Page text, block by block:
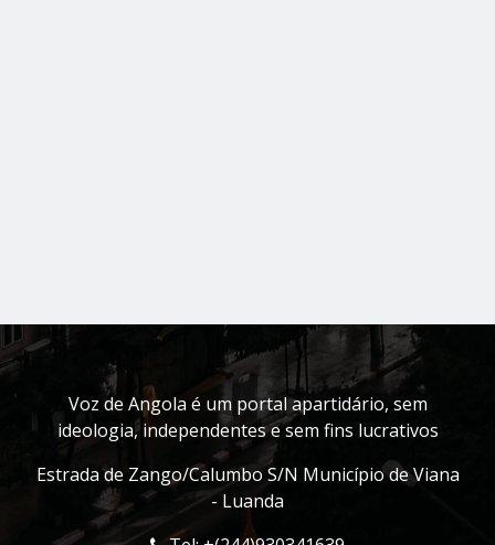
Voz de Angola é um portal apartidário, sem
ideologia, independentes e sem fins lucrativos
Estrada de Zango/Calumbo S/N Município de Viana
- Luanda